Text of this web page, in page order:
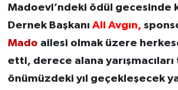
Madoevi’ndeki ödül gecesinde
Dernek Başkanı Ali Avgın,
Mado ailesi olmak üzere
etti, derece alana
önümüzdeki yıl geçekleşecek